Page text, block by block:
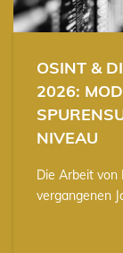
OSINT &
2026:
NIVEAU
Die Arbeit von
vergangenen